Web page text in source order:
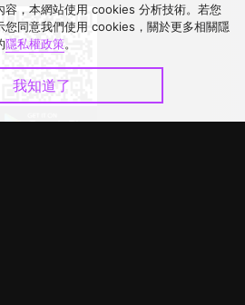
容，本網站使用 cookies 分析技術。若您
您同意我們使用 cookies，關於更多相關隱
隱私權政策。
我知道了